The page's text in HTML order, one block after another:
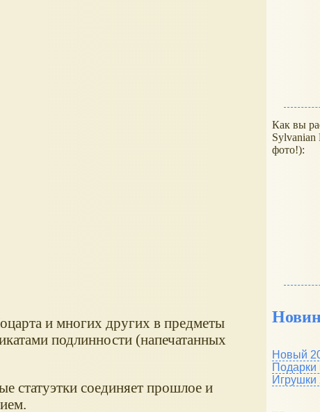
и многих других в предметы
подлинности (напечатанных
статуэтки соединяет прошлое и
Как вы
Sylvanian
фото!):
Новый
Подарки
Игрушки